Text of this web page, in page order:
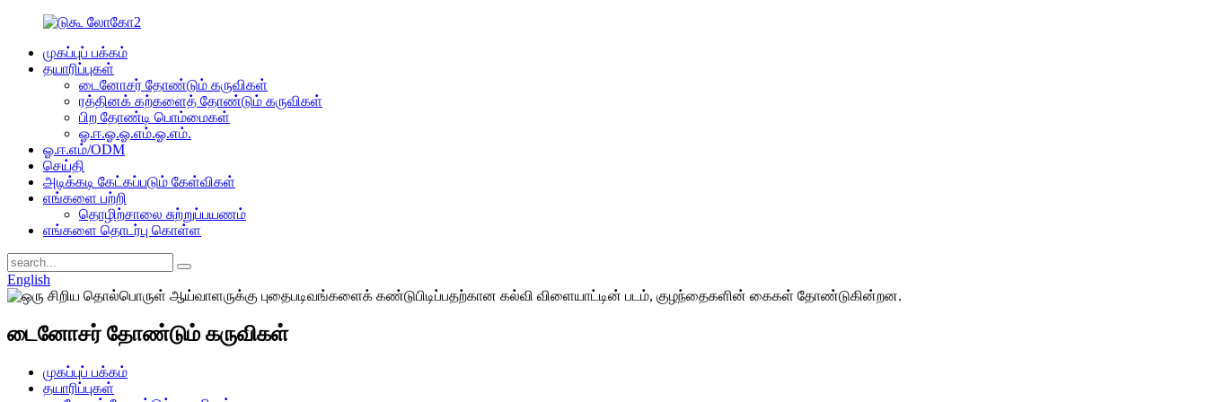
முகப்புப் பக்கம்
தயாரிப்புகள்
டைனோசர் தோண்டும் கருவிகள்
ரத்தினக் கற்களைத் தோண்டும் கருவிகள்
பிற தோண்டி பொம்மைகள்
ஓ.ஈ.ஓ.ஓ.எம்.ஓ.எம்.
ஓ.ஈ.எம்/ODM
செய்தி
அடிக்கடி கேட்கப்படும் கேள்விகள்
எங்களை பற்றி
தொழிற்சாலை சுற்றுப்பயணம்
எங்களை தொடர்பு கொள்ள
English
டைனோசர் தோண்டும் கருவிகள்
முகப்புப் பக்கம்
தயாரிப்புகள்